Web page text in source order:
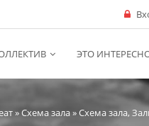
ЭТО
»Схема зала» Схема зала,